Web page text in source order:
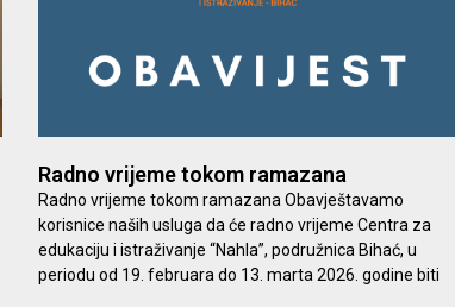
Radno vrijeme tokom ramazana
Radno vrijeme tokom ramazana Obavještavamo
korisnice naših usluga da će radno vrijeme Centra za
edukaciju i istraživanje “Nahla”, podružnica Bihać, u
periodu od 19. februara do 13. marta 2026. godine biti